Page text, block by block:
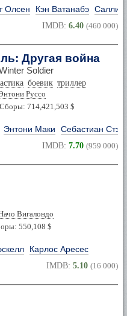
Олсен Кэн Ватанабэ Салли
IMDB: 6.40 (460 000)
Другая война
Soldier
боевик триллер
Руссо
714,421,503 $
Энтони Маки Себастиан Стэн
IMDB: 7.70 (959 000)
Вигалондо
550,108 $
Карлос Аресес
IMDB: 5.10 (16 000)